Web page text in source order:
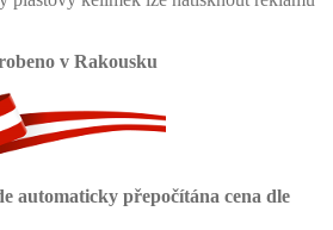
v Rakousku
automaticky přepočítána cena dle